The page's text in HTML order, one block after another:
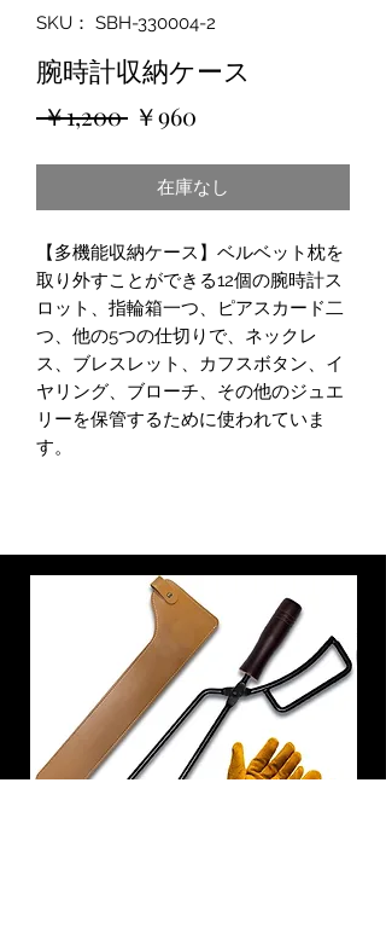
SKU： SBH-330004-2
腕時計収納ケース
￥1,200 通￥960
ル
格
在庫なし
【多機能収納ケース】ベルベット枕を
取り外すことができる12個の腕時計ス
ロット、指輪箱一つ、ピアスカード二
つ、他の5つの仕切りで、ネックレ
ス、ブレスレット、カフスボタン、イ
ヤリング、ブローチ、その他のジュエ
リーを保管するために使われていま
す。